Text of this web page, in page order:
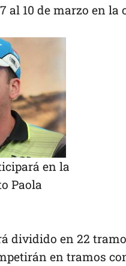
al 10 de marzo en
en la
Paola
dividido en 22
en tramos